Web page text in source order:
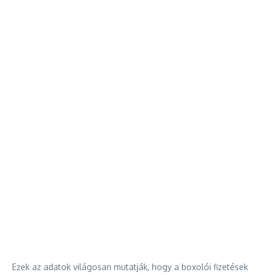
Ezek az adatok világosan mutatják, hogy a boxolói fizetések